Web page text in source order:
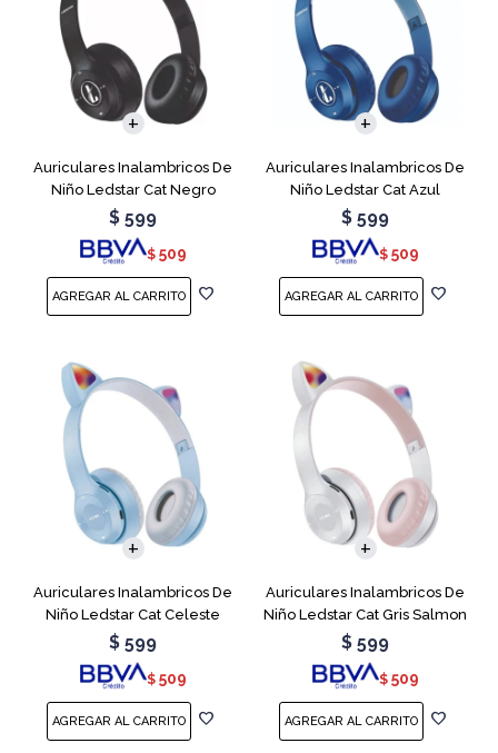
Auriculares Inalambricos De
Niño Ledstar Cat Negro
$ 599
$ 509
Auriculares Inalambricos De
Niño Ledstar Cat Azul
$ 599
$ 509
Auriculares Inalambricos De
Niño Ledstar Cat Celeste
$ 599
$ 509
Auriculares Inalambricos De
Niño Ledstar Cat Gris Salmon
$ 599
$ 509